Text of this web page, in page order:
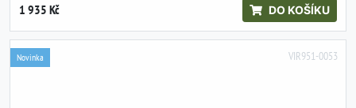
1 935 Kč DO KOŠÍKU
VIR951-0053
Novinka